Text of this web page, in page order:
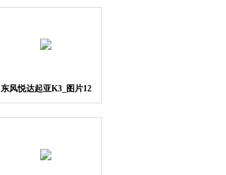
东风悦达起亚K3_图片12